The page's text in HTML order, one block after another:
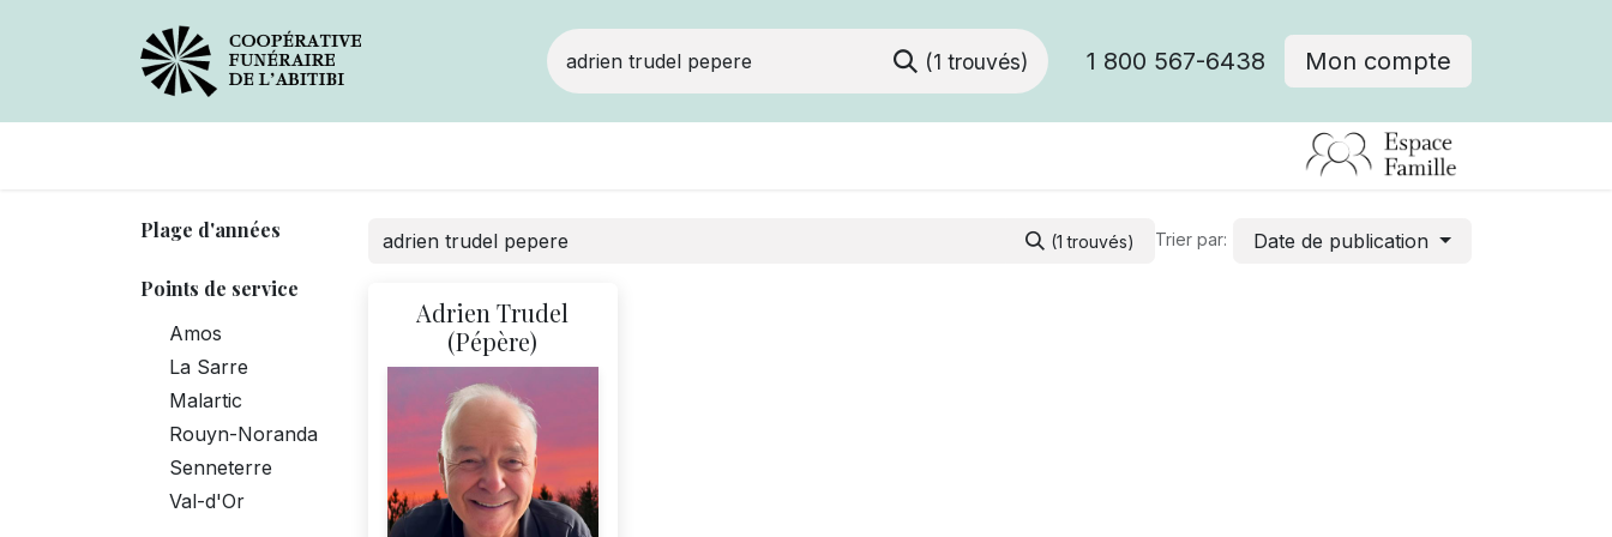
(1 trouvés) 1 800 567-6438 Mon compte
Plage d'années
Points de service
Amos
La Sarre
Malartic
Rouyn-Noranda
Senneterre
Val-d'Or
(1 trouvés) Trier par: Date de publication
Adrien Trudel
(Pépère)